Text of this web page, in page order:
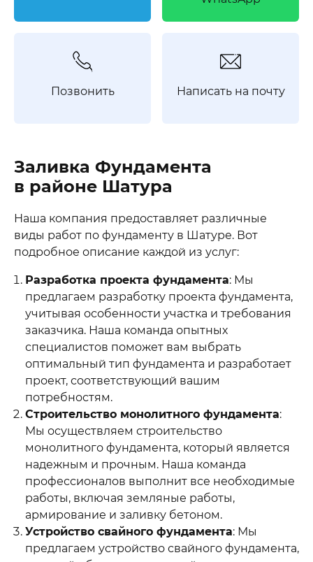
Позвонить Написать на почту
Заливка Фундамента
в районе Шатура
Наша компания предоставляет различные
виды работ по фундаменту в Шатуре. Вот
подробное описание каждой из услуг:
Разработка проекта фундамента: Мы
предлагаем разработку проекта фундамента,
учитывая особенности участка и требования
заказчика. Наша команда опытных
специалистов поможет вам выбрать
оптимальный тип фундамента и разработает
проект, соответствующий вашим
потребностям.
Строительство монолитного фундамента:
Мы осуществляем строительство
монолитного фундамента, который является
надежным и прочным. Наша команда
профессионалов выполнит все необходимые
работы, включая земляные работы,
армирование и заливку бетоном.
Устройство свайного фундамента: Мы
предлагаем устройство свайного фундамента,